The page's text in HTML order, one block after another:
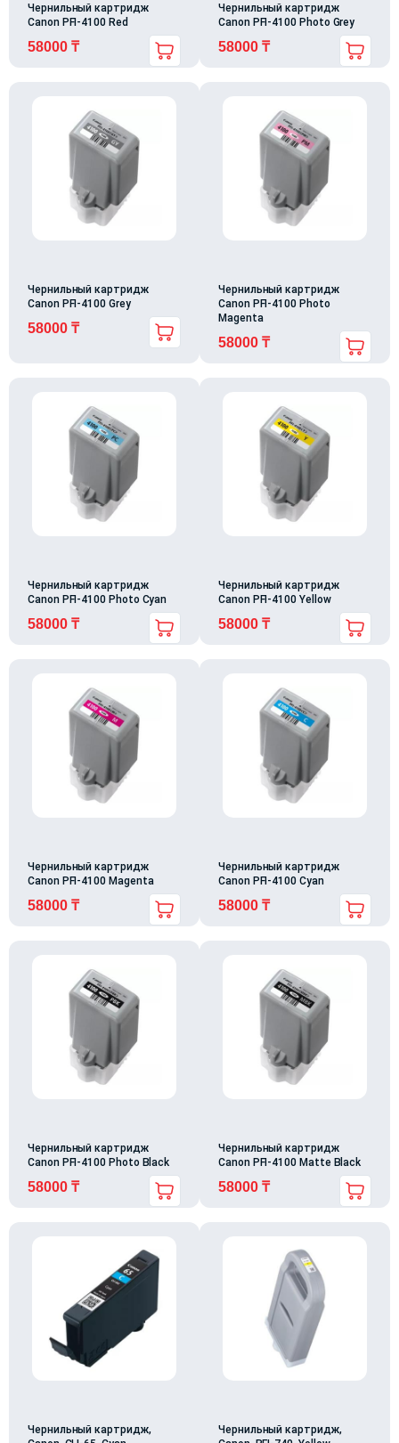
Чернильный картридж
Canon PFI-4100 Red
58000 ₸
Чернильный картридж
Canon PFI-4100 Photo Grey
58000 ₸
Чернильный картридж
Canon PFI-4100 Grey
58000 ₸
Чернильный картридж
Canon PFI-4100 Photo
Magenta
58000 ₸
Чернильный картридж
Canon PFI-4100 Photo Cyan
58000 ₸
Чернильный картридж
Canon PFI-4100 Yellow
58000 ₸
Чернильный картридж
Canon PFI-4100 Magenta
58000 ₸
Чернильный картридж
Canon PFI-4100 Cyan
58000 ₸
Чернильный картридж
Canon PFI-4100 Photo Black
58000 ₸
Чернильный картридж
Canon PFI-4100 Matte Black
58000 ₸
Чернильный картридж,
Чернильный картридж,